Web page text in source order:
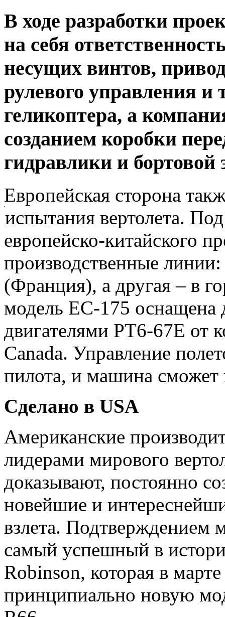
В ходе разработки
на себя
несущих винтов,
рулевого управления
геликоптера, а
созданием коробки
гидравлики и бортовой
Европейская сторона
испытания вертолета. Под
европейско-китайского
производственные
(Франция), а другая – в
модель EC-175 оснащена
двигателями PT6-67E от
Canada. Управление
пилота, и машина сможет
Сделано в USA
Американские
лидерами мирового
доказывают, постоянно
новейшие и
взлета. Подтверждением
самый успешный в
Robinson, которая в
принципиально новую